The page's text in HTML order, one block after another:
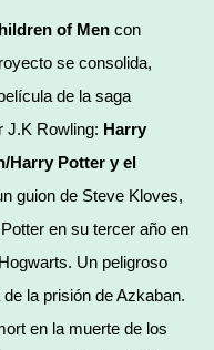
of Men con
se consolida,
de la saga
J.K Rowling: Harry
Harry Potter y el
guion de Steve Kloves,
en su tercer año en
Un peligroso
la prisión de Azkaban.
en la muerte de los